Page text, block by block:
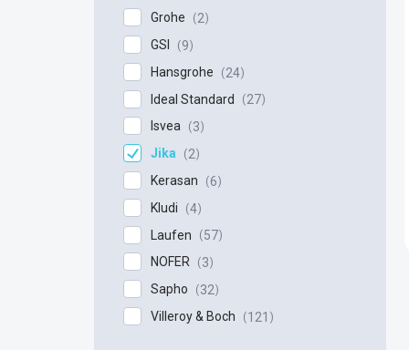
Grohe
2
GSI
9
Hansgrohe
24
Ideal Standard
27
Isvea
3
Jika
2
Kerasan
6
Kludi
4
Laufen
57
NOFER
3
Sapho
32
Villeroy & Boch
121